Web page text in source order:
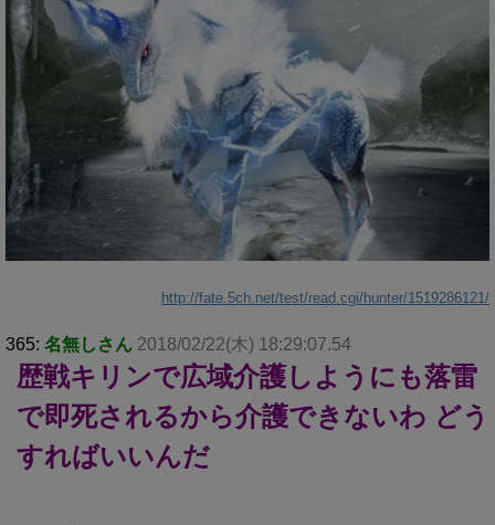
http://fate.5ch.net/test/read.cgi/hunter/1519286121/
365: 名無しさん 2018/02/22(木) 18:29:07.54
歴戦キリンで広域介護しようにも落雷
で即死されるから介護できないわ どう
すればいいんだ